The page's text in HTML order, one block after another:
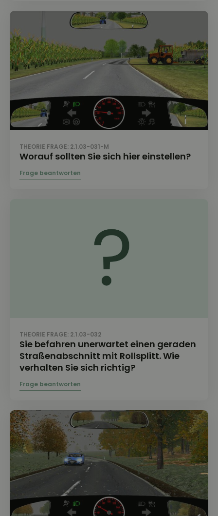
THEORIE FRAGE: 2.1.03-031-M
Worauf sollten Sie sich hier einstellen?
THEORIE FRAGE: 2.1.03-032
Sie befahren unerwartet einen geraden
Straßenabschnitt mit Rollsplitt. Wie
verhalten Sie sich richtig?